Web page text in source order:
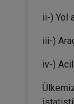
ii-) Yol
iii-)
iv-)